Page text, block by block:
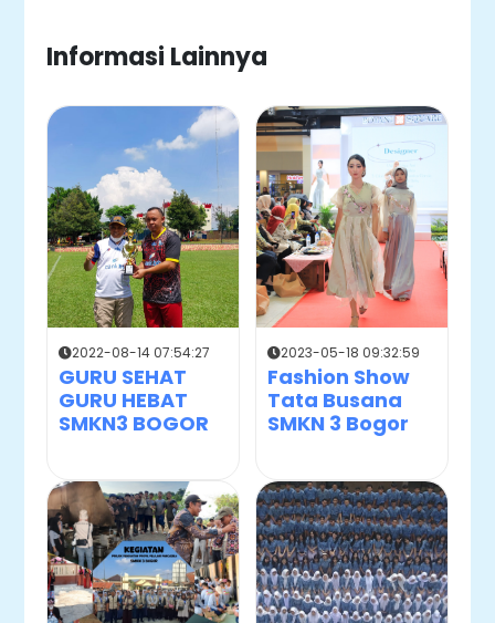
Informasi Lainnya
2022-08-14 07:54:27
GURU SEHAT
GURU HEBAT
SMKN3 BOGOR
2023-05-18 09:32:59
Fashion Show
Tata Busana
SMKN 3 Bogor